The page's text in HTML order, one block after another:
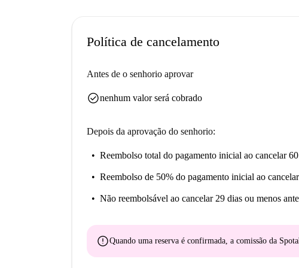
Política de cancelamento
Antes de o senhorio aprovar
check_circlenenhum valor será cobrado
Depois da aprovação do senhorio:
Reembolso total do pagamento inicial ao cancelar
Reembolso de 50% do pagamento inicial ao
Não reembolsável ao cancelar 29 dias ou menos
errorQuando uma reserva é confirmada, a comissão da